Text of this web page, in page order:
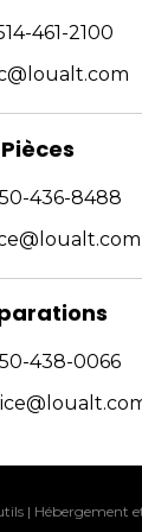
461-2100
Pièces
436-8488
438-0066
| Hébergement